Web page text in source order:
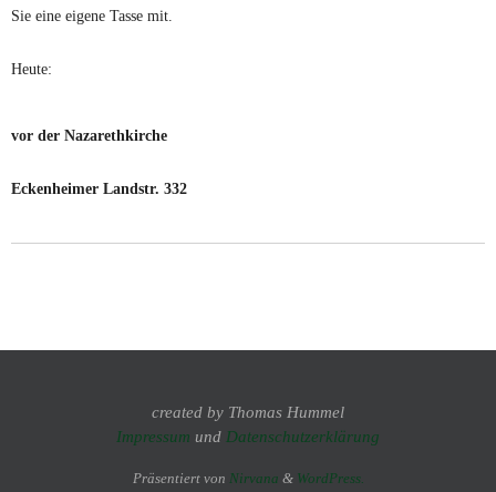
Sie eine eigene Tasse mit.
Heute:
vor der Nazarethkirche
Eckenheimer Landstr. 332
created by Thomas Hummel
Impressum und Datenschutzerklärung
Präsentiert von Nirvana & WordPress.